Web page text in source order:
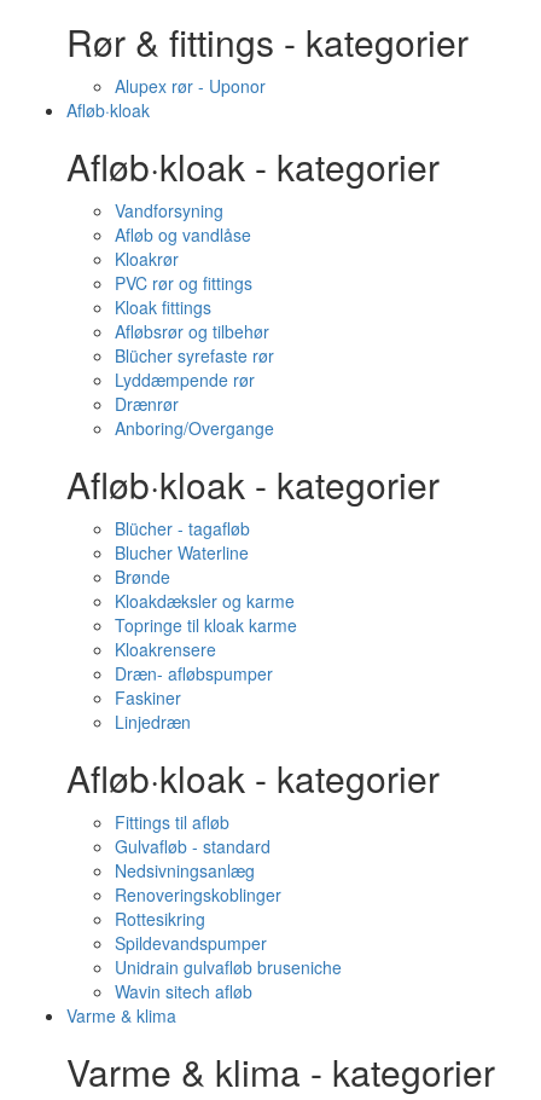
Rør & fittings - kategorier
Alupex rør - Uponor
Afløb·kloak
Afløb·kloak - kategorier
Vandforsyning
Afløb og vandlåse
Kloakrør
PVC rør og fittings
Kloak fittings
Afløbsrør og tilbehør
Blücher syrefaste rør
Lyddæmpende rør
Drænrør
Anboring/Overgange
Afløb·kloak - kategorier
Blücher - tagafløb
Blucher Waterline
Brønde
Kloakdæksler og karme
Topringe til kloak karme
Kloakrensere
Dræn- afløbspumper
Faskiner
Linjedræn
Afløb·kloak - kategorier
Fittings til afløb
Gulvafløb - standard
Nedsivningsanlæg
Renoveringskoblinger
Rottesikring
Spildevandspumper
Unidrain gulvafløb bruseniche
Wavin sitech afløb
Varme & klima
Varme & klima - kategorier